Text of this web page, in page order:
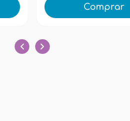
Comprar